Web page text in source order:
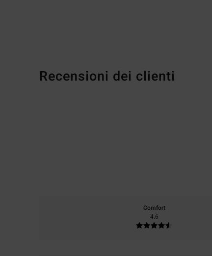
Recensioni dei clienti
Comfort
4.6